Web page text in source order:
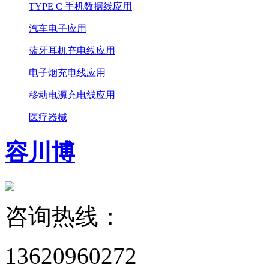
TYPE C 手机数据线应用
汽车电子应用
蓝牙耳机充电线应用
电子烟充电线应用
移动电源充电线应用
医疗器械
容川博
咨询热线：
13620960272